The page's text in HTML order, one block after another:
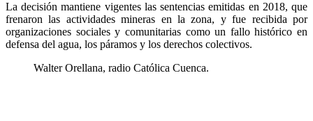
La decisión mantiene vigentes las sentencias emitidas en 2018, que
frenaron las actividades mineras en la zona, y fue recibida por
organizaciones sociales y comunitarias como un fallo histórico en
defensa del agua, los páramos y los derechos colectivos.
Walter Orellana, radio Católica Cuenca.